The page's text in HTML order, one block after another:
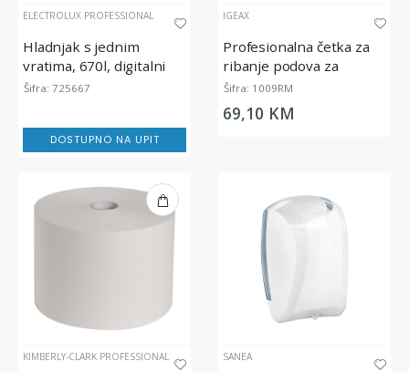
ELECTROLUX PROFESSIONAL
Hladnjak s jednim
vratima, 670l, digitalni
Šifra: 725667
DOSTUPNO NA UPIT
IGEAX
Profesionalna četka za
ribanje podova za
prehrambenu industriju,
srednje tvrda, crvena, 45
cm
Šifra: 1009RM
69,10 KM
KIMBERLY-CLARK PROFESSIONAL SANEA